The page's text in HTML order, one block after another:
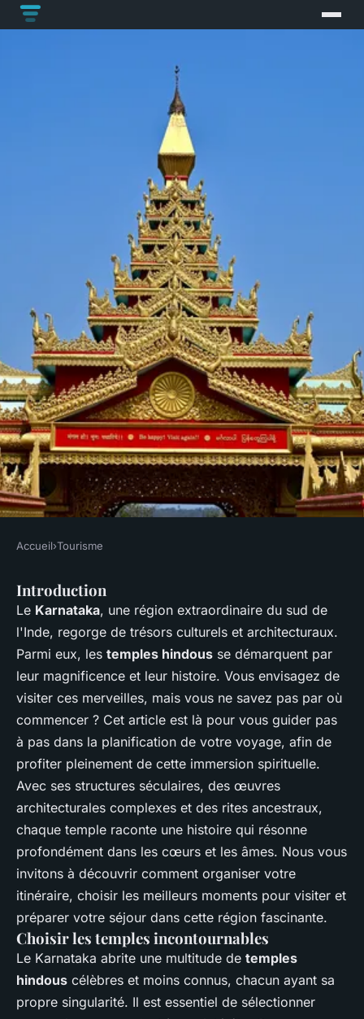
Comment planifier une visite
des temples hindous dans le
Karnataka, Inde?
4 juillet 2024
Accueil›Tourisme
Introduction
Le Karnataka, une région extraordinaire du sud de
l'Inde, regorge de trésors culturels et architecturaux.
Parmi eux, les temples hindous se démarquent par
leur magnificence et leur histoire. Vous envisagez de
visiter ces merveilles, mais vous ne savez pas par où
commencer ? Cet article est là pour vous guider pas
à pas dans la planification de votre voyage, afin de
profiter pleinement de cette immersion spirituelle.
Avec ses structures séculaires, des œuvres
architecturales complexes et des rites ancestraux,
chaque temple raconte une histoire qui résonne
profondément dans les cœurs et les âmes. Nous vous
invitons à découvrir comment organiser votre
itinéraire, choisir les meilleurs moments pour visiter et
préparer votre séjour dans cette région fascinante.
Choisir les temples incontournables
Le Karnataka abrite une multitude de temples
hindous célèbres et moins connus, chacun ayant sa
propre singularité. Il est essentiel de sélectionner